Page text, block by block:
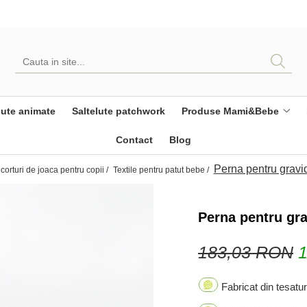
animate Saltelute patchwork Produse Mami&Bebe
Contact Blog
de joaca pentru copii / Textile pentru patut bebe / Perna pentru
Perna pentru
183,03 RON
Fabricat din